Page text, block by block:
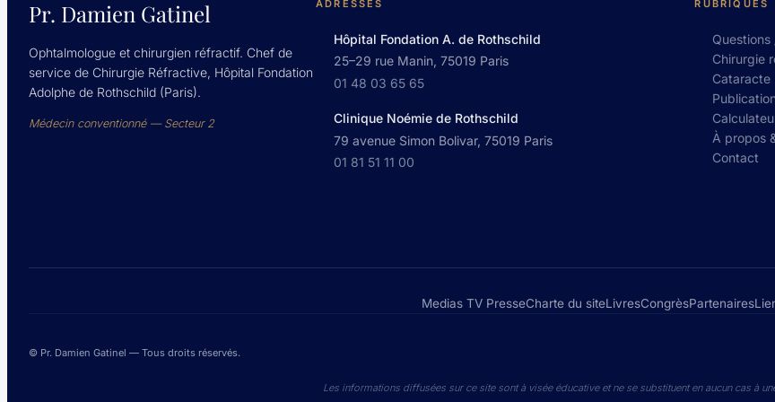
Pr. Damien Gatinel
Ophtalmologue et chirurgien réfractif. Chef de
service de Chirurgie Réfractive, Hôpital Fondation
Adolphe de Rothschild (Paris).
Médecin conventionné — Secteur 2
ADRESSES
Hôpital Fondation A. de Rothschild
25–29 rue Manin, 75019 Paris
01 48 03 65 65
Clinique Noémie de Rothschild
79 avenue Simon Bolivar, 75019 Paris
01 81 51 11 00
RUBRIQUES
Questions
Chirurgie
Cataracte
À propos
Contact
Medias TV PresseCharte du siteLivresCongrèsPartenaires
© Pr. Damien Gatinel — Tous droits réservés.
Les informations diffusées sur ce site sont à visée éducative et ne se substituent en aucun cas à